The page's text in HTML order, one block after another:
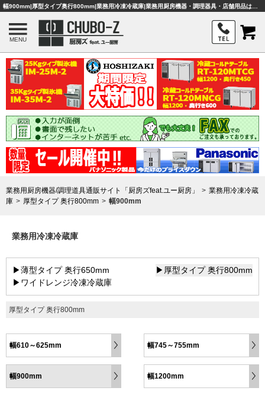
MENU
業務用厨房機器/調理道具通販サイト「厨房ズfeat.ユー厨房」
業務用冷凍冷蔵
庫
厚型タイプ 奥行800mm 幅900mm
業務用冷凍冷蔵庫
▶薄型タイプ 奥行650mm
▶厚型タイプ 奥行800mm
▶ワイドレンジ冷凍冷蔵庫
厚型タイプ 奥行800mm
幅610～625mm 幅745～755mm
幅900mm 幅1200mm